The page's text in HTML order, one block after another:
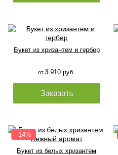
Букет из хризантем и гербер
от3 910 руб.
Заказать
Букет из белых хризантем